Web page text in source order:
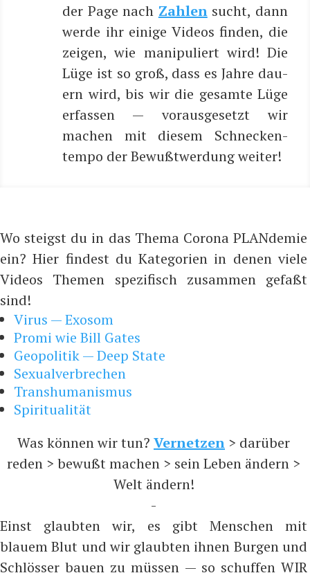
der Page nach Zah­lensucht, dann
wer­de ihr eini­ge Vide­os fin­den, die
zei­gen, wie mani­pu­liert wird! Die
Lüge ist so groß, dass es Jah­re dau­
ern wird, bis wir die gesam­te Lüge
erfas­sen — vor­aus­ge­setzt wir
machen mit die­sem Schne­cken­
tem­po der Bewußt­wer­dung weiter!
Wo steigst du in das Thema Corona PLANdemie
ein? Hier findest du Kategorien in denen viele
Videos Themen spezifisch zusammen gefaßt
sind!
Virus — Exosom
Promi wie Bill Gates
Geopolitik — Deep State
Sexualverbrechen
Transhumanismus
Spiritualität
Was können wir tun? Vernetzen > darüber
reden > bewußt machen > sein Leben ändern >
Welt ändern!
-
Einst glaubten wir, es gibt Menschen mit
blauem Blut und wir glaubten ihnen Burgen und
Schlösser bauen zu müssen — so schuffen WIR